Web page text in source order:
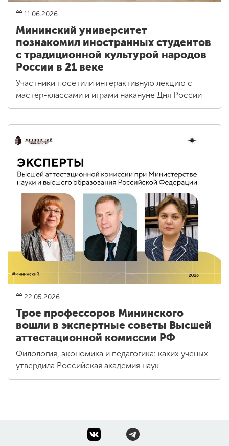
11.06.2026
Мининский университет
познакомил иностранных студентов
с традиционной культурой народов
России в 21 веке
Участники посетили интерактивную лекцию с
мастер-классами и играми накануне Дня России
22.05.2026
Трое профессоров Мининского
вошли в экспертные советы Высшей
аттестационной комиссии РФ
Филология, экономика и педагогика: каких ученых
утвердила Российская академия наук